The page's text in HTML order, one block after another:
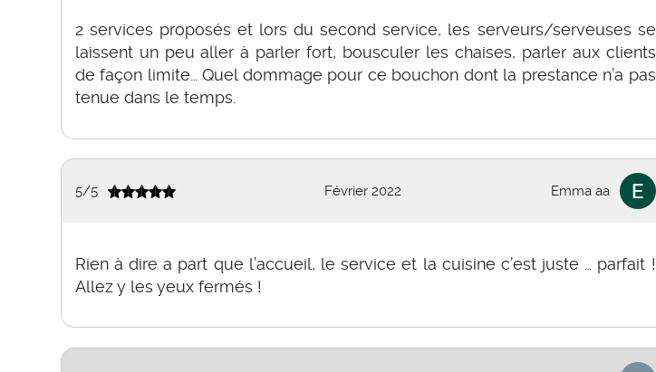
2 services proposés et lors du second service, les serveurs/serveuses se
laissent un peu aller à parler fort, bousculer les chaises, parler aux clients
de façon limite… Quel dommage pour ce bouchon dont la prestance n’a pas
tenue dans le temps.
5/5 Février 2022 Emma aa
Rien à dire a part que l’accueil, le service et la cuisine c’est juste … parfait !
Allez y les yeux fermés !